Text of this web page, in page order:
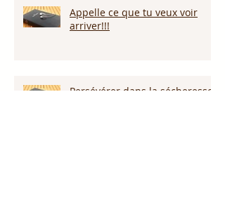
Appelle ce que tu veux voir
arriver!!!
Persévérer dans la sécheresse :